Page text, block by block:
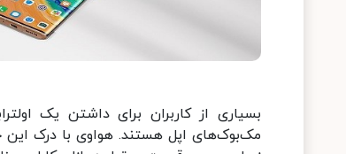
بسیاری از کاربران برای داشتن یک